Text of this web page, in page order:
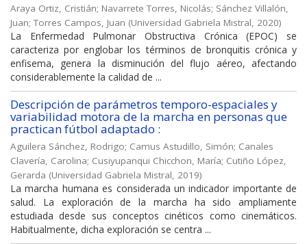
Araya Ortiz, Cristián; Navarrete Torres, Nicolás; Sánchez Villalón,
Juan; Torres Campos, Juan (Universidad Gabriela Mistral, 2020)
La Enfermedad Pulmonar Obstructiva Crónica (EPOC) se
caracteriza por englobar los términos de bronquitis crónica y
enfisema, genera la disminución del flujo aéreo, afectando
considerablemente la calidad de ...
Descripción de parámetros temporo-espaciales y
variabilidad motora de la marcha en personas que
practican fútbol adaptado :
Aguilera Sánchez, Rodrigo; Camus Astudillo, Simón; Canales
Clavería, Carolina; Cusiyupanqui Chicchon, María; Cutiño López,
Gerarda (Universidad Gabriela Mistral, 2019)
La marcha humana es considerada un indicador importante de
salud. La exploración de la marcha ha sido ampliamente
estudiada desde sus conceptos cinéticos como cinemáticos.
Habitualmente, dicha exploración se centra ...